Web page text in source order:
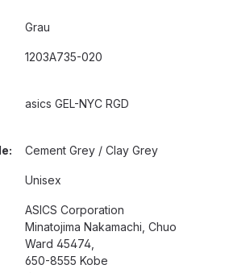
Grau
1203A735-020
asics GEL-NYC RGD
Cement Grey / Clay Grey
Unisex
ASICS Corporation
Minatojima Nakamachi, Chuo
Ward 45474,
650-8555 Kobe